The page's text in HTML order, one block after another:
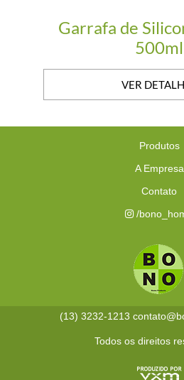
Garrafa de
500ml
VER
Produtos
A Empresa
Contato
/
(13) 3232-1213
Todos os direitos